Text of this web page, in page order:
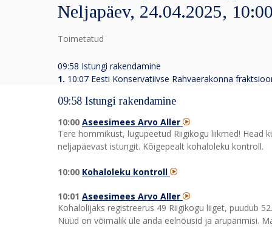
Neljapäev, 24.04.2025,
Toimetatud
09:58 Istungi rakendamine
1. 10:07 Eesti Konservatiivse Rahvaerakonna
09:58 Istungi rakendamine
10:00 Aseesimees Arvo Aller
Tere hommikust, lugupeetud Riigikogu liikmed! Head
neljapäevast istungit. Kõigepealt kohaloleku kontroll.
10:00 Kohaloleku kontroll
10:01 Aseesimees Arvo Aller
Kohalolijaks registreerus 49 Riigikogu liiget, puudub 52.
Nüüd on võimalik üle anda eelnõusid ja arupärimisi.